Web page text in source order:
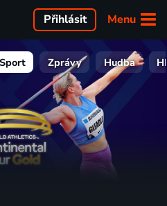
Menu
Přihlásit
Sport Zprávy Hudba